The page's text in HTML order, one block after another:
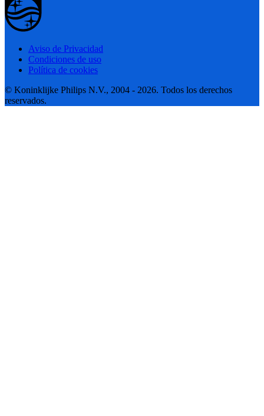
Aviso de Privacidad
Condiciones de uso
Política de cookies
© Koninklijke Philips N.V., 2004 - 2026. Todos los derechos
reservados.